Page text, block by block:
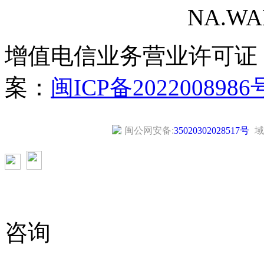
增值电信业务营业许可证
案： 闽ICP备2022008986
闽公网安备:35020302028517号
咨询